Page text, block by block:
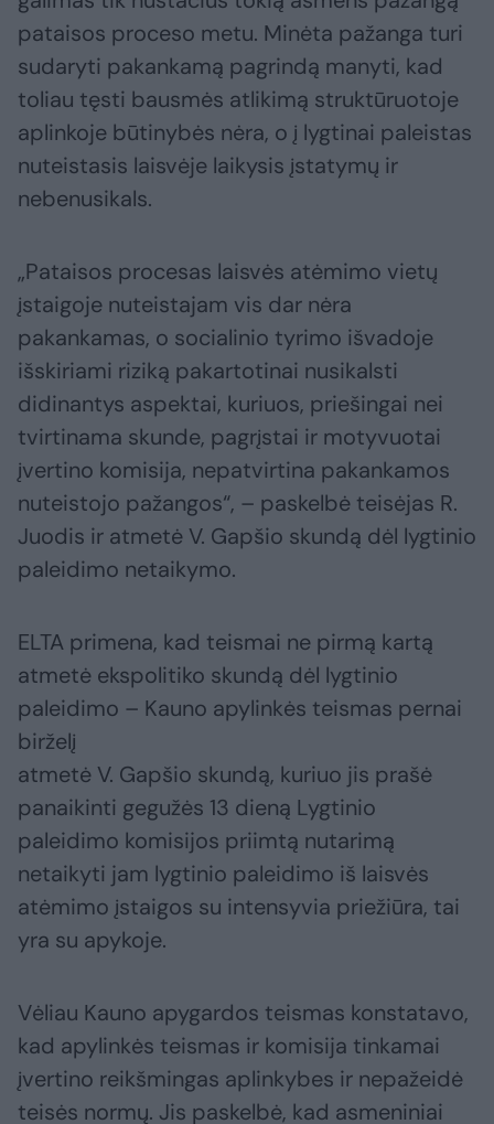
pataisos proceso metu. Minėta pažanga turi
sudaryti pakankamą pagrindą manyti, kad
toliau tęsti bausmės atlikimą struktūruotoje
aplinkoje būtinybės nėra, o į lygtinai paleistas
nuteistasis laisvėje laikysis įstatymų ir
nebenusikals.
„Pataisos procesas laisvės atėmimo vietų
įstaigoje nuteistajam vis dar nėra
pakankamas, o socialinio tyrimo išvadoje
išskiriami riziką pakartotinai nusikalsti
didinantys aspektai, kuriuos, priešingai nei
tvirtinama skunde, pagrįstai ir motyvuotai
įvertino komisija, nepatvirtina pakankamos
nuteistojo pažangos“, – paskelbė teisėjas R.
Juodis ir atmetė V. Gapšio skundą dėl lygtinio
paleidimo netaikymo.
ELTA primena, kad teismai ne pirmą kartą
atmetė ekspolitiko skundą dėl lygtinio
paleidimo – Kauno apylinkės teismas pernai
birželį
atmetė V. Gapšio skundą, kuriuo jis prašė
panaikinti gegužės 13 dieną Lygtinio
paleidimo komisijos priimtą nutarimą
netaikyti jam lygtinio paleidimo iš laisvės
atėmimo įstaigos su intensyvia priežiūra, tai
yra su apykoje.
Vėliau Kauno apygardos teismas konstatavo,
kad apylinkės teismas ir komisija tinkamai
įvertino reikšmingas aplinkybes ir nepažeidė
teisės normų. Jis paskelbė, kad asmeniniai